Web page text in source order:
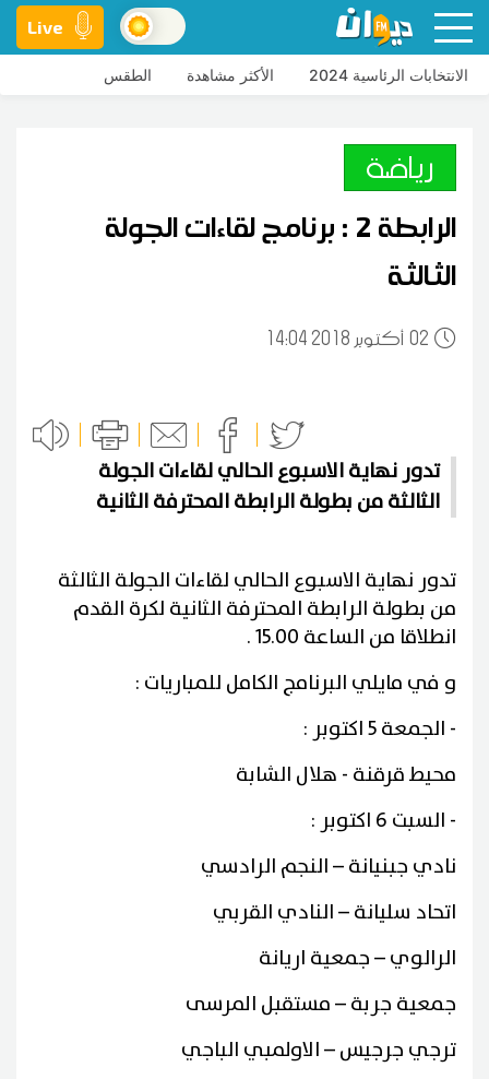
Live
الانتخابات الرئاسية 2024 الأكثر مشاهدة الطقس
رياضة
الرابطة 2 : برنامج لقاءات الجولة
الثالثة
0214:04 2018 أكتوبر
تدور نهاية الاسبوع الحالي لقاءات الجولة
الثالثة من بطولة الرابطة المحترفة الثانية
تدور نهاية الاسبوع الحالي لقاءات الجولة الثالثة
من بطولة الرابطة المحترفة الثانية لكرة القدم
انطلاقا من الساعة 15.00 .
و في مايلي البرنامج الكامل للمباريات :
- الجمعة 5 اكتوبر :
محيط قرقنة - هلال الشابة
- السبت 6 اكتوبر :
نادي جبنيانة – النجم الرادسي
اتحاد سليانة – النادي القربي
الرالوي – جمعية اريانة
جمعية جربة – مستقبل المرسى
ترجي جرجيس – الاولمبي الباجي